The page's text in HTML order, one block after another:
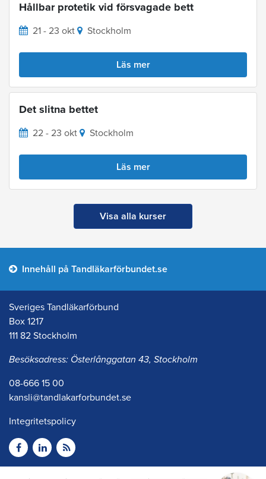
Hållbar protetik vid försvagade bett
21 - 23 okt Stockholm
Läs mer
Det slitna bettet
22 - 23 okt Stockholm
Läs mer
Visa alla kurser
Innehåll på Tandläkarförbundet.se
Sveriges Tandläkarförbund
Box 1217
111 82 Stockholm
Besöksadress: Österlånggatan 43, Stockholm
08-666 15 00
kansli@tandlakarforbundet.se
Integritetspolicy